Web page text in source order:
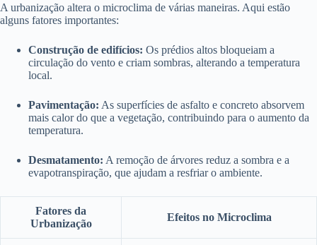
A urbanização altera o microclima de várias maneiras. Aqui estão
alguns fatores importantes:
Construção de edifícios: Os prédios altos bloqueiam a
circulação do vento e criam sombras, alterando a temperatura
local.
Pavimentação: As superfícies de asfalto e concreto absorvem
mais calor do que a vegetação, contribuindo para o aumento da
temperatura.
Desmatamento: A remoção de árvores reduz a sombra e a
evapotranspiração, que ajudam a resfriar o ambiente.
Fatores da
Urbanização
Efeitos no Microclima